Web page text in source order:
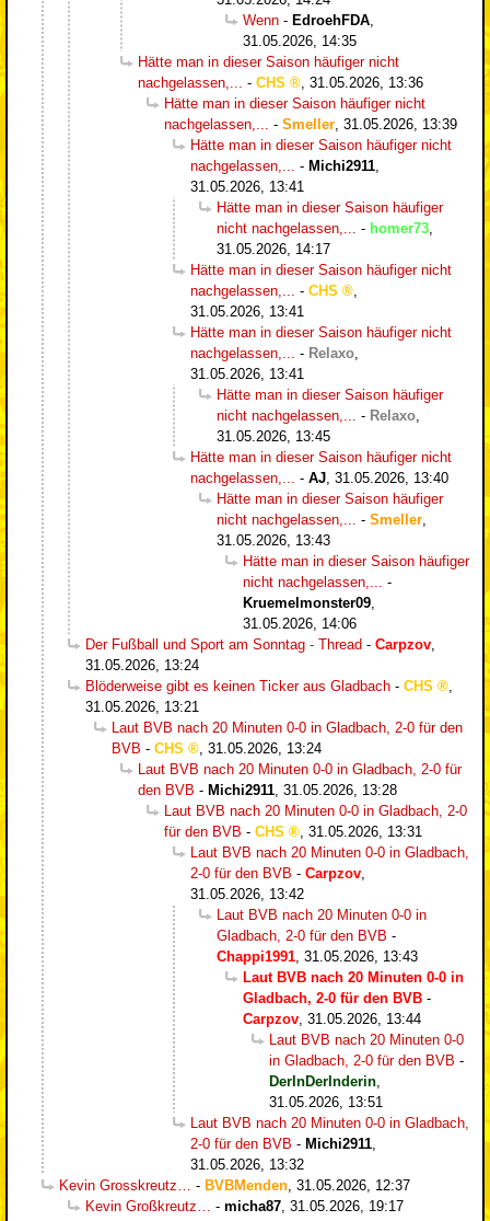
Wenn - EdroehFDA,
31.05.2026, 14:35
Hätte man in dieser Saison häufiger nicht
nachgelassen,... - CHS , 31.05.2026, 13:36
Hätte man in dieser Saison häufiger nicht
nachgelassen,... - Smeller, 31.05.2026, 13:39
Hätte man in dieser Saison häufiger nicht
nachgelassen,... - Michi2911,
31.05.2026, 13:41
Hätte man in dieser Saison häufiger
nicht nachgelassen,... - homer73,
31.05.2026, 14:17
Hätte man in dieser Saison häufiger nicht
nachgelassen,... - CHS
,
31.05.2026, 13:41
Hätte man in dieser Saison häufiger nicht
nachgelassen,... - Relaxo,
31.05.2026, 13:41
Hätte man in dieser Saison häufiger
nicht nachgelassen,... - Relaxo,
31.05.2026, 13:45
Hätte man in dieser Saison häufiger nicht
nachgelassen,... - AJ, 31.05.2026, 13:40
Hätte man in dieser Saison häufiger
nicht nachgelassen,... - Smeller,
31.05.2026, 13:43
Hätte man in dieser Saison häufiger
nicht nachgelassen,... -
Kruemelmonster09,
31.05.2026, 14:06
Der Fußball und Sport am Sonntag - Thread - Carpzov,
31.05.2026, 13:24
Blöderweise gibt es keinen Ticker aus Gladbach - CHS
,
31.05.2026, 13:21
Laut BVB nach 20 Minuten 0-0 in Gladbach, 2-0 für den
BVB - CHS , 31.05.2026, 13:24
Laut BVB nach 20 Minuten 0-0 in Gladbach, 2-0 für
den BVB - Michi2911, 31.05.2026, 13:28
Laut BVB nach 20 Minuten 0-0 in Gladbach, 2-0
für den BVB - CHS , 31.05.2026, 13:31
Laut BVB nach 20 Minuten 0-0 in Gladbach,
2-0 für den BVB - Carpzov,
31.05.2026, 13:42
Laut BVB nach 20 Minuten 0-0 in
Gladbach, 2-0 für den BVB -
Chappi1991, 31.05.2026, 13:43
Laut BVB nach 20 Minuten 0-0 in
Gladbach, 2-0 für den BVB -
Carpzov, 31.05.2026, 13:44
Laut BVB nach 20 Minuten 0-0
in Gladbach, 2-0 für den BVB -
DerInDerInderin,
31.05.2026, 13:51
Laut BVB nach 20 Minuten 0-0 in Gladbach,
2-0 für den BVB - Michi2911,
31.05.2026, 13:32
Kevin Grosskreutz… - BVBMenden, 31.05.2026, 12:37
Kevin Großkreutz… - micha87, 31.05.2026, 19:17